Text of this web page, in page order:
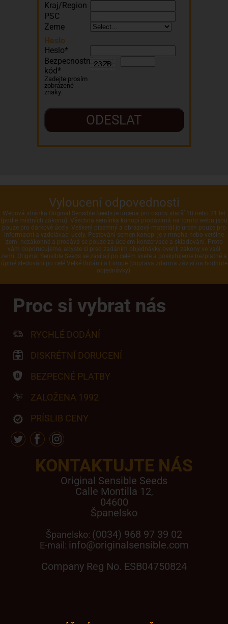
Kraj/Region
PSC
Zeme
Heslo
Heslo*
Bezpecnostní
kód*
Zadejte prosím
zobrazené
znaky
Vyloucení odpovednosti
Webová stránka Original Sensible Seeds je urcena pro osoby starší 18 nebo 21 let
(podle místních zákonu). Všechna semínka konopí prodávaná na tomto webu jsou
pouze pro dárkové úcely. Veškerý písemný a obrazový materiál je urcen pouze pro
informacní a vzdelávací úcely. Pestování semen konopí je v mnoha nebo vetšine
zemí nezákonné a prodává se pouze za úcelem konzervace a skladování. Proto
vám doporucujeme, abyste si pred zadáním objednávky overili zákony ve vaší
zemi. Original Sensible Seeds se zasílají po celém svete a poskytujeme bezplatné a
úplné sledování po celé Velké Británii a Evrope (doprava zdarma závisí na hodnote
objednávky).
KONTAKTUJTE NÁS
Original Sensible Seeds
Calle Montilla 12,
04600
Španelsko
Španelsko: (0034) 968 97 39 02
E-mail: info@originalsensible.com
Company Reg No. ESB04750824
Proc si vybrat nás
RYCHLÉ DODÁNÍ
DISKRÉTNÍ DORUCENÍ
BEZPECNÉ PLATBY
ZALOŽENA 1992
PRÍSLIB CENY